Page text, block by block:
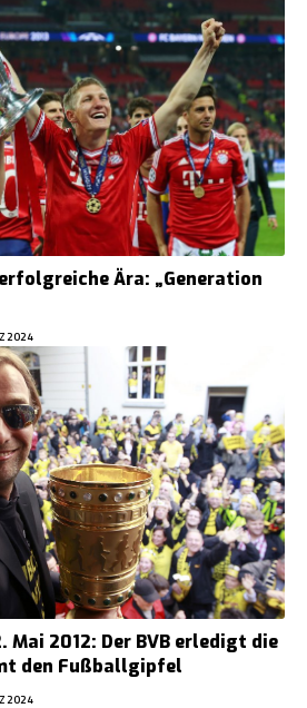
Ära: „Generation
2024
Mai 2012: Der BVB erledigt die
den Fußballgipfel
2024